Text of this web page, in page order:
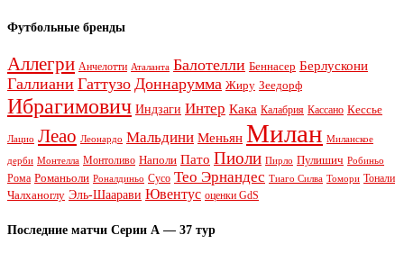
Футбольные бренды
Аллегри Анчелотти Аталанта Балотелли Беннасер Берлускони
Галлиани Гаттузо Доннарумма Жиру Зеедорф
Ибрагимович Индзаги Интер Кака Калабрия Кассано Кессье
Лацио Леао Леонардо Мальдини Меньян Милан Миланское
дерби Монтелла Монтоливо Наполи Пато Пиоли Пирло Пулишич Робиньо
Рома Романьоли Роналдиньо Сусо Тео Эрнандес Тиаго Силва Томори Тонали
Чалханоглу Эль-Шаарави Ювентус оценки GdS
Последние матчи Серии А — 37 тур